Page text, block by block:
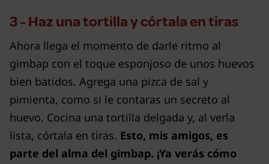
3 - Haz una tortilla y córtala en tiras
Ahora llega el momento de darle ritmo al
gimbap con el toque esponjoso de unos huevos
bien batidos. Agrega una pizca de sal y
pimienta, como si le contaras un secreto al
huevo. Cocina una tortilla delgada y, al verla
lista, córtala en tiras. Esto, mis amigos, es
parte del alma del gimbap. ¡Ya verás cómo